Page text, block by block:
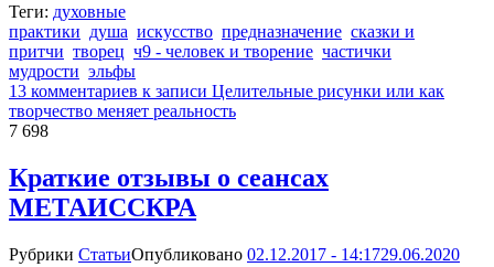
Теги: духовные
практики душа искусство предназначение сказки и
притчи творец ч9 - человек и творение частички
мудрости эльфы
13 комментариев к записи Целительные рисунки или как
творчество меняет реальность
7 698
Краткие отзывы о сеансах
МЕТАИССКРА
Рубрики СтатьиОпубликовано 02.12.2017 - 14:1729.06.2020